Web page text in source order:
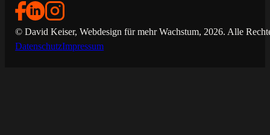
© David Keiser, Webdesign für mehr Wachstum, 2026. Alle
DatenschutzImpressum